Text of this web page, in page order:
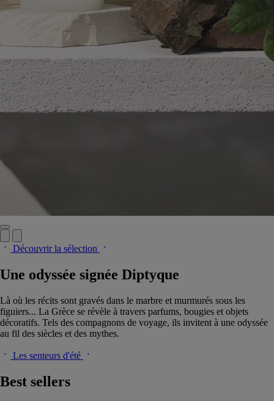
Découvrir la sélection
Une odyssée signée Diptyque
Là où les récits sont gravés dans le marbre et murmurés sous les
figuiers... La Grèce se révèle à travers parfums, bougies et objets
décoratifs. Tels des compagnons de voyage, ils invitent à une odyssée
au fil des siècles et des mythes.
Les senteurs d'été
Best sellers